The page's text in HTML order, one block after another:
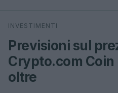
Cerca
INVESTIMENTI
Previsioni sul
Crypto.com Coin
oltre